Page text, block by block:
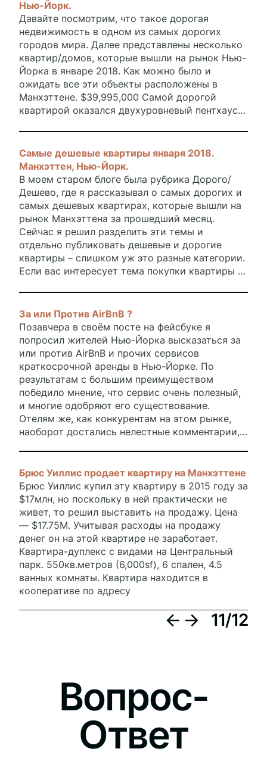
Нью-Йорк.
Давайте посмотрим, что такое дорогая
недвижимость в одном из самых дорогих
городов мира. Далее представлены несколько
квартир/домов, которые вышли на рынок Нью-
Йорка в январе 2018. Как можно было и
ожидать все эти объекты расположены в
Манхэттене. $39,995,000 Самой дорогой
квартирой оказался двухуровневый пентхаус в
Самые дешевые квартиры января 2018.
Манхэттен, Нью-Йорк.
В моем старом блоге была рубрика Дорого/
Дешево, где я рассказывал о самых дорогих и
самых дешевых квартирах, которые вышли на
рынок Манхэттена за прошедший месяц.
Сейчас я решил разделить эти темы и
отдельно публиковать дешевые и дорогие
квартиры – слишком уж это разные категории.
Если вас интересует тема покупки квартиры в
За или Против AirBnB ?
Позавчера в своём посте на фейсбуке я
попросил жителей Нью-Йорка высказаться за
или против AirBnB и прочих сервисов
краткосрочной аренды в Нью-Йорке. По
результатам с большим преимуществом
победило мнение, что сервис очень полезный,
и многие одобряют его существование.
Отелям же, как конкурентам на этом рынке,
наоборот достались нелестные комментарии,
Брюс Уиллис продает квартиру на Манхэттене
Брюс Уиллис купил эту квартиру в 2015 году за
$17млн, но поскольку в ней практически не
живет, то решил выставить на продажу. Цена
— $17.75M. Учитывая расходы на продажу
денег он на этой квартире не заработает.
Квартира-дуплекс с видами на Центральный
парк. 550кв.метров (6,000sf), 6 спален, 4.5
ванных комнаты. Квартира находится в
кооперативе по адресу
11/12
Вопрос-
Ответ